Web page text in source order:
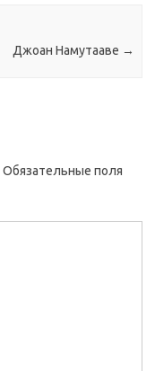
Джоан Намутааве →
Обязательные поля